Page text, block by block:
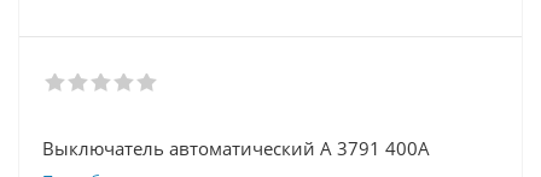
Выключатель автоматический А 3791 400А